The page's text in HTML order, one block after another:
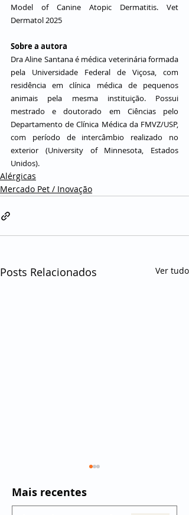
Model of Canine Atopic Dermatitis. Vet
Dermatol 2025
Sobre a autora
Dra Aline Santana é médica veterinária formada
pela Universidade Federal de Viçosa, com
residência em clínica médica de pequenos
animais pela mesma instituição. Possui
mestrado e doutorado em Ciências pelo
Departamento de Clínica Médica da FMVZ/USP,
com período de intercâmbio realizado no
exterior (University of Minnesota, Estados
Unidos).
Alérgicas
Mercado Pet / Inovação
Posts Relacionados Ver tudo
Mais recentes